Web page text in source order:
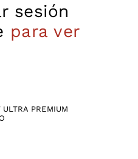
sesión
para ver
PREMIUM